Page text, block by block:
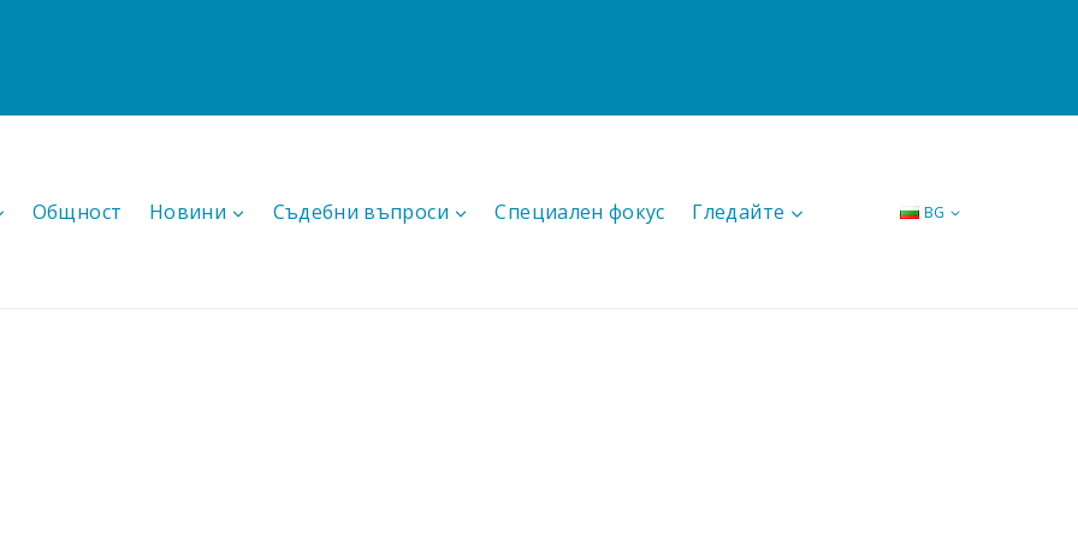
Общност Новини Съдебни въпроси Специален фокус Гледайте BG